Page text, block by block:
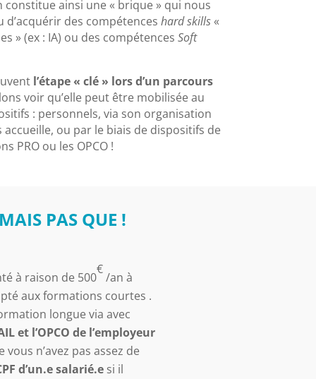
ainsi une « brique » qui nous
des compétences hard skills«
» (ex : IA) ou des compétences Soft
l’étape « clé » lors d’un parcours
voir qu’elle peut être mobilisée au
: personnels, via son organisation
ou par le biais de dispositifs de
PRO ou les OPCO !
PAS QUE !
à raison de 500
€
/an à
aux formations courtes .
longue via avec
et l’OPCO de l’employeur
n’avez pas assez de
d’un.e salarié.esi il